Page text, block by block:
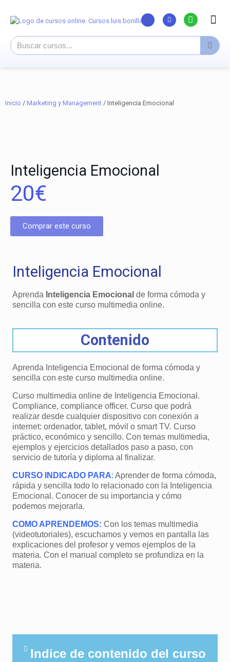
Inicio / Marketing y Management / Inteligencia Emocional
Inteligencia Emocional
20€
Comprar este curso
Inteligencia Emocional
Aprenda Inteligencia Emocional de forma cómoda y
sencilla con este curso multimedia online.
Contenido
Aprenda Inteligencia Emocional de forma cómoda y
sencilla con este curso multimedia online.
Curso multimedia online de Inteligencia Emocional.
Compliance, compliance officer. Curso que podrá
realizar desde cualquier dispositivo con conexión a
internet: ordenador, tablet, móvil o smart TV. Curso
práctico, económico y sencillo. Con temas multimedia,
ejemplos y ejercicios detallados paso a paso, con
servicio de tutoría y diploma al finalizar.
CURSO INDICADO PARA: Aprender de forma cómoda,
rápida y sencilla todo lo relacionado con la Inteligencia
Emocional. Conocer de su importancia y cómo
podemos mejorarla.
COMO APRENDEMOS:Con los temas multimedia
(videotutoriales), escuchamos y vemos en pantalla las
explicaciones del profesor y vemos ejemplos de la
materia. Con el manual completo se profundiza en la
materia.
Indice de contenido del curso